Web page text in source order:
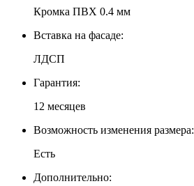
Кромка ПВХ 0.4 мм
Вставка на фасаде:
ЛДСП
Гарантия:
12 месяцев
Возможность изменения размера:
Есть
Дополнительно: